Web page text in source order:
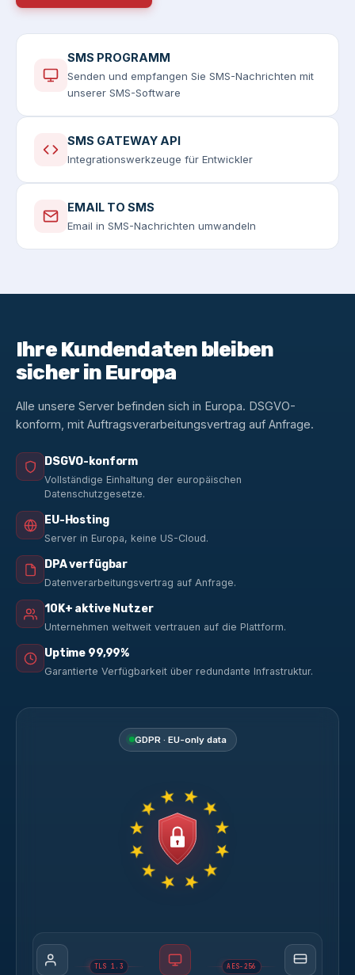
SMS PROGRAMM
Senden und empfangen Sie SMS-Nachrichten mit
unserer SMS-Software
SMS GATEWAY API
Integrationswerkzeuge für Entwickler
EMAIL TO SMS
Email in SMS-Nachrichten umwandeln
Ihre Kundendaten bleiben
sicher in Europa
Alle unsere Server befinden sich in Europa. DSGVO-
konform, mit Auftragsverarbeitungsvertrag auf Anfrage.
DSGVO-konform
Vollständige Einhaltung der europäischen
Datenschutzgesetze.
EU-Hosting
Server in Europa, keine US-Cloud.
DPA verfügbar
Datenverarbeitungsvertrag auf Anfrage.
10K+ aktive Nutzer
Unternehmen weltweit vertrauen auf die Plattform.
Uptime 99,99%
Garantierte Verfügbarkeit über redundante Infrastruktur.
GDPR · EU-only data
TLS 1.3 AES-256